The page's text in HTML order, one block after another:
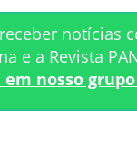
notícias
e a Revista
em nosso